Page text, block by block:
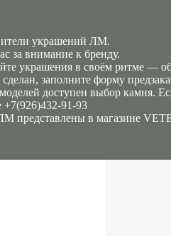
украшений ЛМ.
за внимание к бренду.
украшения в своём ритме —
заполните форму
доступен выбор камня.
+7(926)432-91-93
представлены в магазине